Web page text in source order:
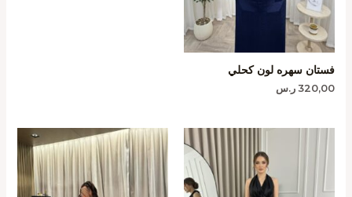
فستان سهره لون كحلي
320,00 ر.س